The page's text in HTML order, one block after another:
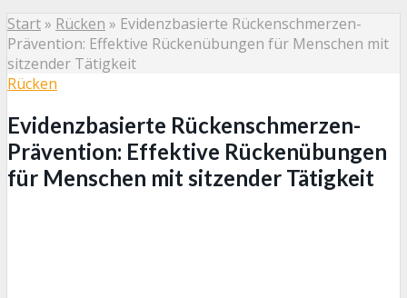
Start» Rücken » Evidenzbasierte Rückenschmerzen-
Prävention: Effektive Rückenübungen für Menschen mit
sitzender Tätigkeit
Rücken
Evidenzbasierte Rückenschmerzen-
Prävention: Effektive Rückenübungen
für Menschen mit sitzender Tätigkeit